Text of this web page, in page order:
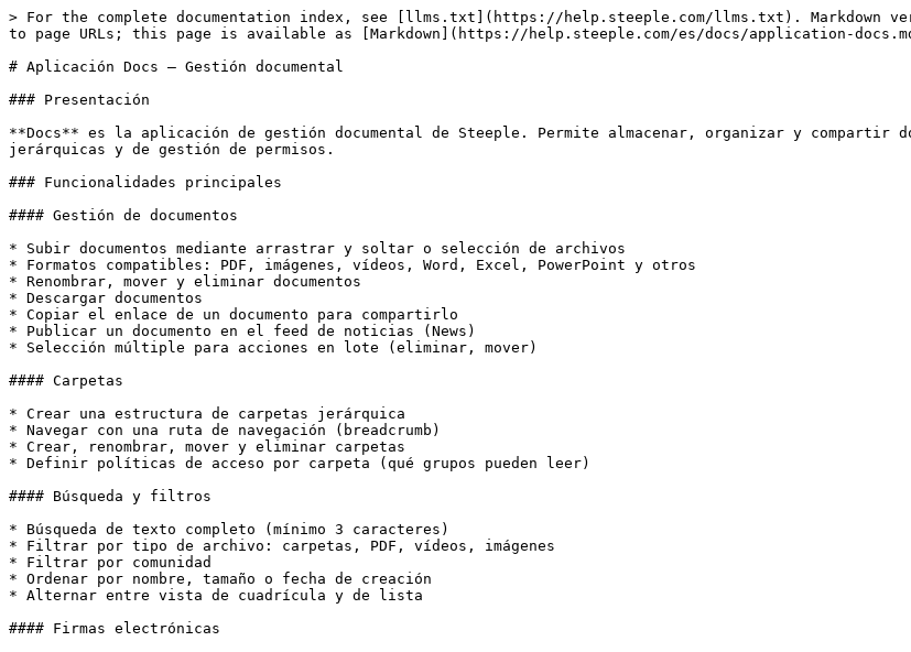
> For the complete documentation index, see [llms.txt](https://help.steeple.com/llms.txt). Markdown
to page URLs; this page is available as [Markdown](https://help.steeple.com/es/docs/application-
# Aplicación Docs — Gestión documental
### Presentación
**Docs** es la aplicación de gestión documental de Steeple. Permite almacenar, organizar y compartir
jerárquicas y de gestión de permisos.
### Funcionalidades principales
#### Gestión de documentos
* Subir documentos mediante arrastrar y soltar o selección de archivos
* Formatos compatibles: PDF, imágenes, vídeos, Word, Excel, PowerPoint y otros
* Renombrar, mover y eliminar documentos
* Descargar documentos
* Copiar el enlace de un documento para compartirlo
* Publicar un documento en el feed de noticias (News)
* Selección múltiple para acciones en lote (eliminar, mover)
#### Carpetas
* Crear una estructura de carpetas jerárquica
* Navegar con una ruta de navegación (breadcrumb)
* Crear, renombrar, mover y eliminar carpetas
* Definir políticas de acceso por carpeta (qué grupos pueden leer)
#### Búsqueda y filtros
* Búsqueda de texto completo (mínimo 3 caracteres)
* Filtrar por tipo de archivo: carpetas, PDF, vídeos, imágenes
* Filtrar por comunidad
* Ordenar por nombre, tamaño o fecha de creación
* Alternar entre vista de cuadrícula y de lista
#### Firmas electrónicas